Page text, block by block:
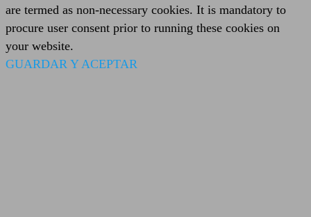
are termed as non-necessary cookies. It is mandatory to
procure user consent prior to running these cookies on
your website.
GUARDAR Y ACEPTAR